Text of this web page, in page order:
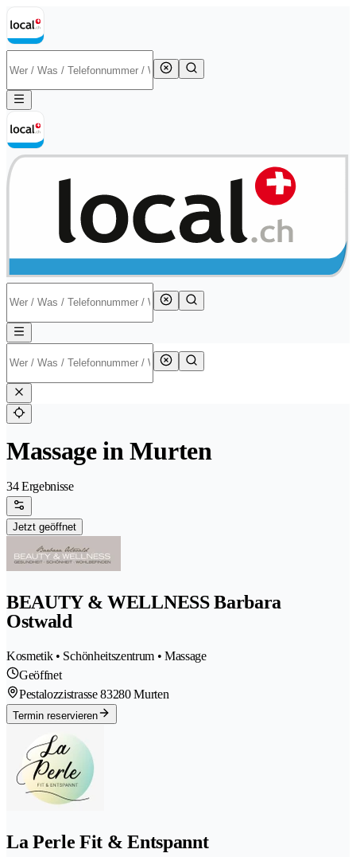
Massage in Murten
34 Ergebnisse
Jetzt geöffnet
BEAUTY & WELLNESS Barbara
Ostwald
Kosmetik • Schönheitszentrum • Massage
Geöffnet
Pestalozzistrasse 83280 Murten
Termin reservieren
La Perle Fit & Entspannt